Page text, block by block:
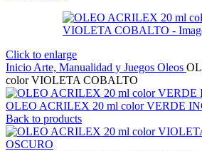
Click to enlarge
Inicio Arte, Manualidad y Juegos Oleos
color VIOLETA COBALTO
OLEO ACRILEX 20 ml color VERDE
Back to products